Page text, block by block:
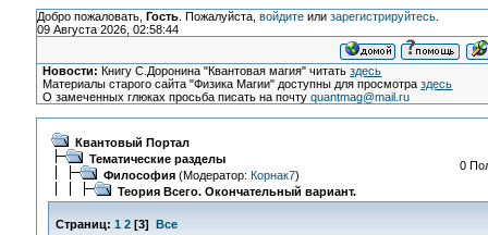
Добро пожаловать, Гость. Пожалуйста, войдитеили зарегистрируйтесь.
09 Августа 2026, 02:58:44
Новости: Книгу С.Доронина "Квантовая магия" читатьздесь
Материалы старого сайта "Физика Магии" доступны для просмотраздесь
О замеченных глюках просьба писать на почтуquantmag@mail.ru
Квантовый Портал
Тематические разделы
Философия(Модератор: Корнак7)
Теория Всего. Окончательный вариант.
0
Страниц: 1 2[3] Все